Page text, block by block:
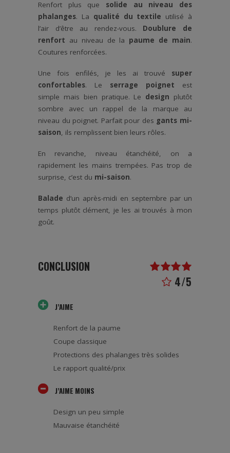
Renfort plus que solide au niveau des
phalanges. La qualité du textile utilisé à
l’air d’être au rendez-vous. Doublure de
renfort au niveau de la paume de main.
Coutures renforcées.
Une fois enfilés, je les ai trouvé super
confortables. Le serrage poignet est
simple mais bien pratique. Le design plutôt
sombre avec un rappel de la marque au
niveau du poignet. Parfait pour des gants mi-
saison, ils remplissent bien leurs rôles.
En revanche, niveau étanchéité, on a
rapidement les mains trempées. Pas trop de
surprise, c’est du mi-saison.
Balade d’un après-midi en septembre par un
temps plutôt clément, je les ai trouvés à mon
goût.
CONCLUSION
4/5
J’AIME
Renfort de la paume
Coupe classique
Protections des phalanges très solides
Le rapport qualité/prix
J’AIME MOINS
Design un peu simple
Mauvaise étanchéité